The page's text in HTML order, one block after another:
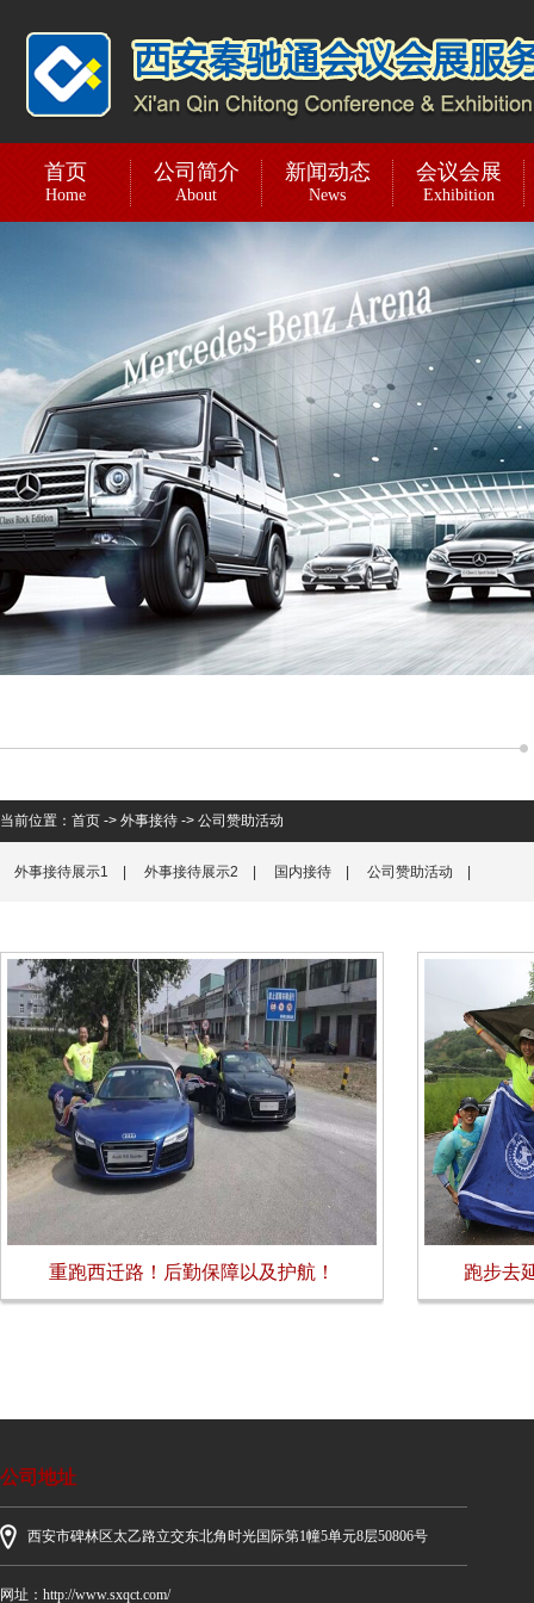
首页
Home
公司简介
About
新闻动态
News
会议会展
Exhibition
当前位置： 首页 -> 外事接待 -> 公司赞助活动
外事接待展示1 外事接待展示2 国内接待 公司赞助活动
重跑西迁路！后勤保障以及护航！ 跑步去
公司地址
西安市碑林区太乙路立交东北角时光国际第1幢5单元8层50806号
网址：http://www.sxqct.com/